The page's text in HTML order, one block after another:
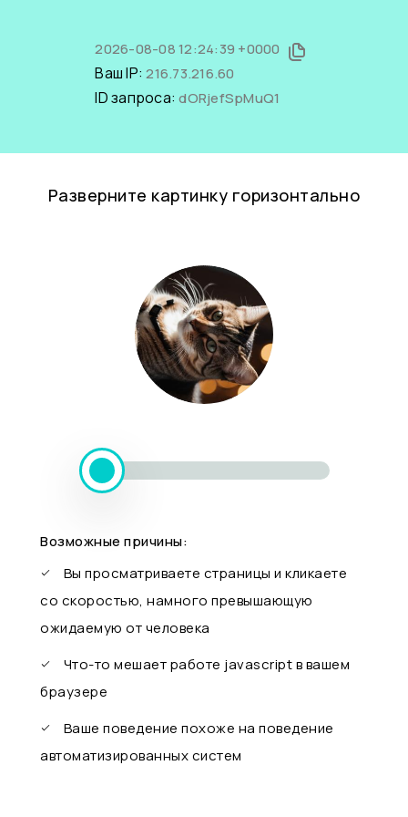
2026-08-08 12:24:39 +0000
Ваш IP:216.73.216.60
ID запроса:dORjefSpMuQ1
Разверните картинку горизонтально
Возможные причины:
Вы просматриваете страницы и кликаете
со скоростью, намного превышающую
ожидаемую от человека
Что-то мешает работе javascript в вашем
браузере
Ваше поведение похоже на поведение
автоматизированных систем